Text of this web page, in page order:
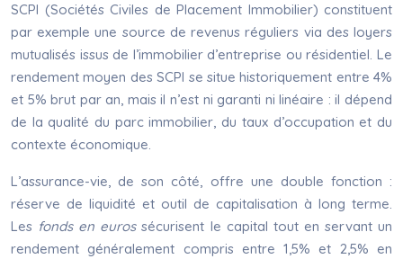
SCPI (Sociétés Civiles de Placement Immobilier) constituent
par exemple une source de revenus réguliers via des loyers
mutualisés issus de l’immobilier d’entreprise ou résidentiel. Le
rendement moyen des SCPI se situe historiquement entre 4%
et 5% brut par an, mais il n’est ni garanti ni linéaire : il dépend
de la qualité du parc immobilier, du taux d’occupation et du
contexte économique.
L’assurance-vie, de son côté, offre une double fonction :
réserve de liquidité et outil de capitalisation à long terme.
Les fonds en eurossécurisent le capital tout en servant un
rendement généralement compris entre 1,5% et 2,5% en